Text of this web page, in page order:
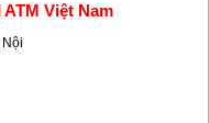
Việt Nam